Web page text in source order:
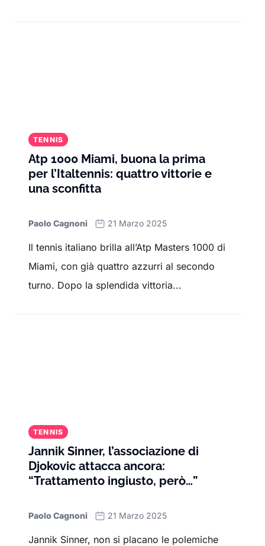
TENNIS
Atp 1000 Miami, buona la prima
per l’Italtennis: quattro vittorie e
una sconfitta
Paolo Cagnoni 21 Marzo 2025
Il tennis italiano brilla all’Atp Masters 1000 di
Miami, con già quattro azzurri al secondo
turno. Dopo la splendida vittoria...
TENNIS
Jannik Sinner, l’associazione di
Djokovic attacca ancora:
“Trattamento ingiusto, però…”
Paolo Cagnoni 21 Marzo 2025
Jannik Sinner, non si placano le polemiche